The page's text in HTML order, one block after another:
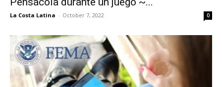
La Costa Latina - October 7, 2022 0